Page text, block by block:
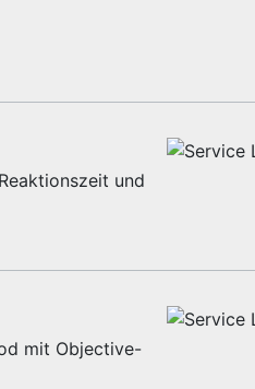
und
mit Objective-